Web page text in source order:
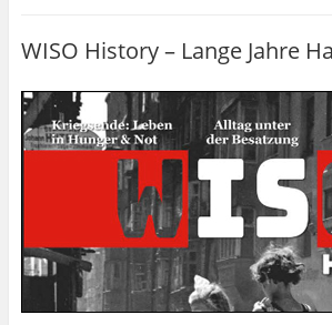
WISO History – Lange Jahre